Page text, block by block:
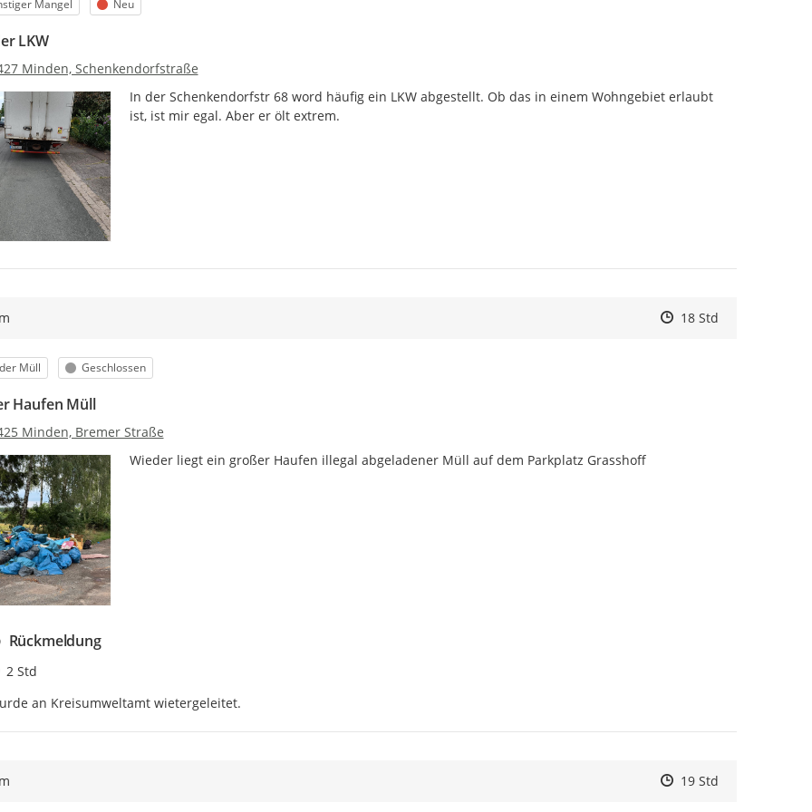
Mangel Status
Neu
LKW
Minden, Schenkendorfstraße
In der Schenkendorfstr 68 word häufig ein LKW abgestellt. Ob das in einem Wohngebiet erlaubt
ist, ist mir egal. Aber er ölt extrem.
Zeitpunkt des
Zeitpunkt des
18 StdZur Äußerung
Müll Status
Geschlossen
Haufen Müll
Minden, Bremer Straße
Wieder liegt ein großer Haufen illegal abgeladener Müll auf dem Parkplatz Grasshoff
Rückmeldung
Zeitpunkt des Erstellens
2 Std
an Kreisumweltamt wietergeleitet.
Zeitpunkt des
Zeitpunkt des
19 StdZur Äußerung